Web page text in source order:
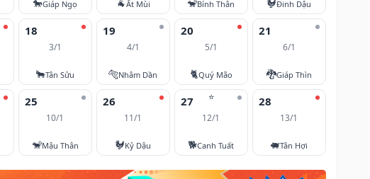
🐎Giáp Ngọ 🐐Ất Mùi 🐒Bính Thân 🐓Đinh Dậu
18
3/1
🐂Tân Sửu
19
4/1
🐅Nhâm Dần
20
5/1
🐈Quý Mão
21
6/1
🐉Giáp Thìn
25
10/1
🐒Mậu Thân
26
11/1
🐓Kỷ Dậu
⭐
27
12/1
🐕Canh Tuất
28
13/1
🐖Tân Hợi